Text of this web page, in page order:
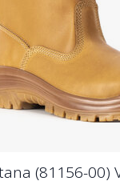
(81156-00)